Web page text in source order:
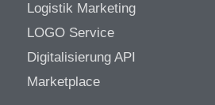
Logistik Marketing
LOGO Service
Digitalisierung API
Marketplace